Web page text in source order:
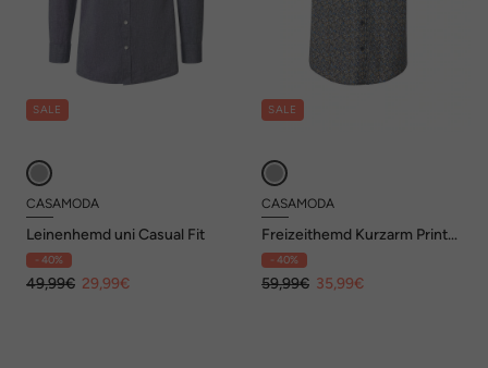
SALE
CASAMODA
Leinenhemd uni Casual Fit
- 40%
49,99€ 29,99€
SALE
CASAMODA
Freizeithemd Kurzarm Print
Comfort Fit
- 40%
59,99€ 35,99€